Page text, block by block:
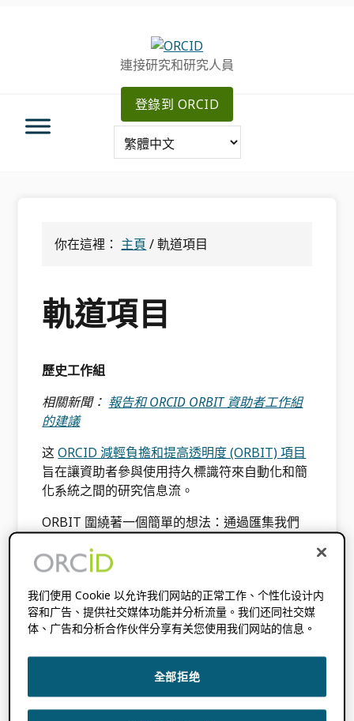
連接研究和研究人員
登錄到 ORCID
你在這裡： 主頁 /軌道項目
軌道項目
歷史工作組
相關新聞： 報告和 ORCID ORBIT 資助者工作組
的建議
这ORCID 減輕負擔和提高透明度 (ORBIT) 項目
旨在讓資助者參與使用持久標識符來自動化和簡
化系統之間的研究信息流。
ORBIT 圍繞著一個簡單的想法：通過匯集我們
明度和可靠性方面向前邁出一大步。
ORCID iD 作為密鑰，使研究人員能夠輕鬆地與
研究系統共享信息。 為了實現這些好處，研究界
的每個部門——資助者、出版商、大學——都需
在他們的系統中，並與嵌入的標識符積極共享信
我们使用 Cookie 以允许我们网站的正常工作、个性化设计内
容和广告、提供社交媒体功能并分析流量。我们还同社交媒
体、广告和分析合作伙伴分享有关您使用我们网站的信息。
全部拒绝